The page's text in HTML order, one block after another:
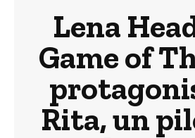
Lena
Game of
Rita, un